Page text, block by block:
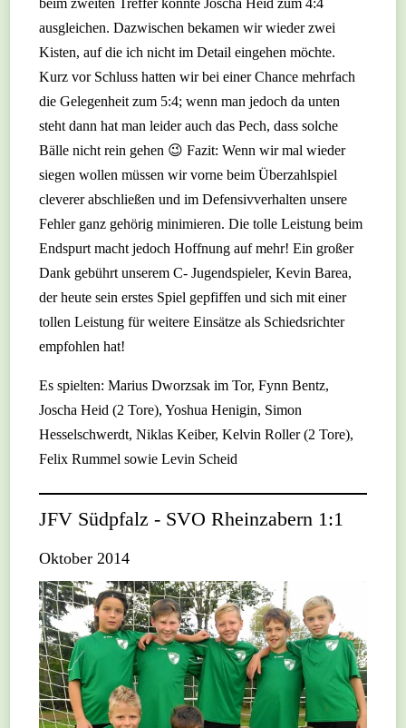
beim zweiten Treffer konnte Joscha Heid zum 4:4
ausgleichen. Dazwischen bekamen wir wieder zwei
Kisten, auf die ich nicht im Detail eingehen möchte.
Kurz vor Schluss hatten wir bei einer Chance mehrfach
die Gelegenheit zum 5:4; wenn man jedoch da unten
steht dann hat man leider auch das Pech, dass solche
Bälle nicht rein gehen 😉 Fazit: Wenn wir mal wieder
siegen wollen müssen wir vorne beim Überzahlspiel
cleverer abschließen und im Defensivverhalten unsere
Fehler ganz gehörig minimieren. Die tolle Leistung beim
Endspurt macht jedoch Hoffnung auf mehr! Ein großer
Dank gebührt unserem C- Jugendspieler, Kevin Barea,
der heute sein erstes Spiel gepfiffen und sich mit einer
tollen Leistung für weitere Einsätze als Schiedsrichter
empfohlen hat!
Es spielten: Marius Dworzsak im Tor, Fynn Bentz,
Joscha Heid (2 Tore), Yoshua Henigin, Simon
Hesselschwerdt, Niklas Keiber, Kelvin Roller (2 Tore),
Felix Rummel sowie Levin Scheid
JFV Südpfalz - SVO Rheinzabern 1:1
Oktober 2014